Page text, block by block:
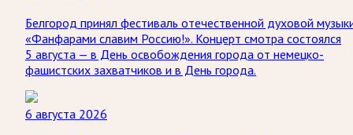
Белгород принял фестиваль отечественной духовой
«Фанфарами славим Россию!». Концерт смотра состоялся
5 августа — в День освобождения города от немецко-
фашистских захватчиков и в День города.
6 августа 2026